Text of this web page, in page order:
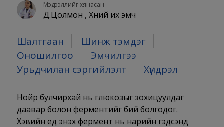
Мэдээллийг хянасан
Д.Цолмон , Хүний их эмч
Шалтгаан
Шинж тэмдэг
Оношилгоо
Эмчилгээ
Урьдчилан сэргийлэлт
Хүндрэл
Нойр булчирхай нь глюкозыг зохицуулдаг
даавар болон ферментийг бий болгодог.
Хэвийн үед энэхүү фермент нь нарийн гэдсэнд